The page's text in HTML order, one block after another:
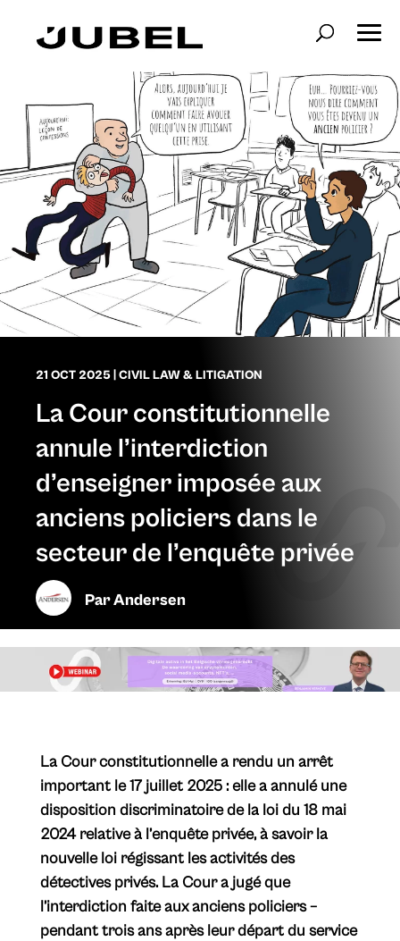
21 OCT 2025 CIVIL LAW & LITIGATION
La Cour constitutionnelle
annule l’interdiction
d’enseigner imposée aux
anciens policiers dans le
secteur de l’enquête privée
ParAndersen
La Cour constitutionnelle a rendu un arrêt
important le 17 juillet 2025 : elle a annulé une
disposition discriminatoire de la loi du 18 mai
2024 relative à l’enquête privée, à savoir la
nouvelle loi régissant les activités des
détectives privés. La Cour a jugé que
l’interdiction faite aux anciens policiers –
pendant trois ans après leur départ du service